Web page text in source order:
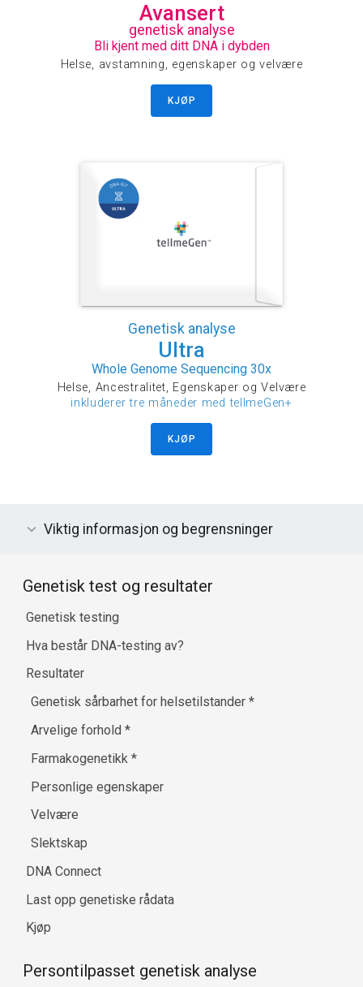
Avansert
genetisk analyse
Bli kjent med ditt DNA i dybden
Helse, avstamning, egenskaper og velvære
KJØP
Genetisk analyse
Ultra
Whole Genome Sequencing 30x
Helse, Ancestralitet, Egenskaper og Velvære
inkluderer tre måneder med tellmeGen+
KJØP
Viktig informasjon og begrensninger
Genetisk test og resultater
Genetisk testing
Hva består DNA-testing av?
Resultater
Genetisk sårbarhet for helsetilstander*
Arvelige forhold*
Farmakogenetikk*
Personlige egenskaper
Velvære
Slektskap
DNA Connect
Last opp genetiske rådata
Kjøp
Persontilpasset genetisk analyse